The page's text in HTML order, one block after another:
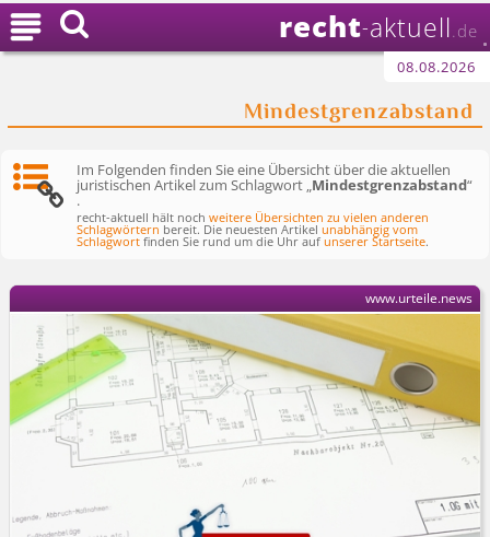
recht-aktuell .de
08.08.2026
Mindestgrenzabstand

Im Folgenden finden Sie eine Übersicht über die aktuellen
juristischen Artikel zum Schlagwort „Mindestgrenzabstand“
.
recht-aktuell hält nochweitere Übersichten zu vielen anderen
Schlagwörtern bereit. Die neuesten Artikelunabhängig vom
Schlagwort finden Sie rund um die Uhr aufunserer Startseite.
www.urteile.news